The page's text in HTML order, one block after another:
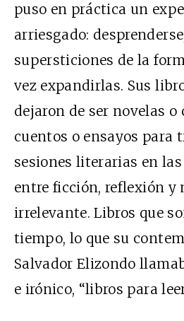
puso en práctica un
arriesgado:
supersticiones de la
vez expandirlas. Sus
dejaron de ser novelas o
cuentos o ensayos para
sesiones literarias en
entre ficción, reflexión y
irrelevante. Libros que
tiempo, lo que su
Salvador Elizondo
e irónico, “libros para